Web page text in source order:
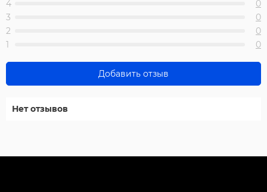
4
0
3
0
2
0
1
0
Добавить отзыв
Нет отзывов